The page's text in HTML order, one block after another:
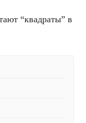
“квадраты” в